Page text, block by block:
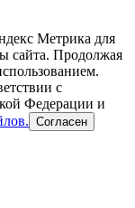
Метрика для
сайта. Продолжая
с
Федерации и
Согласен